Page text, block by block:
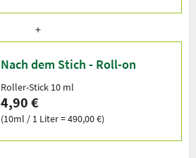
Nach dem Stich - Roll-on
Roller-Stick 10 ml
4,90 €
(10ml / 1 Liter = 490,00 €)